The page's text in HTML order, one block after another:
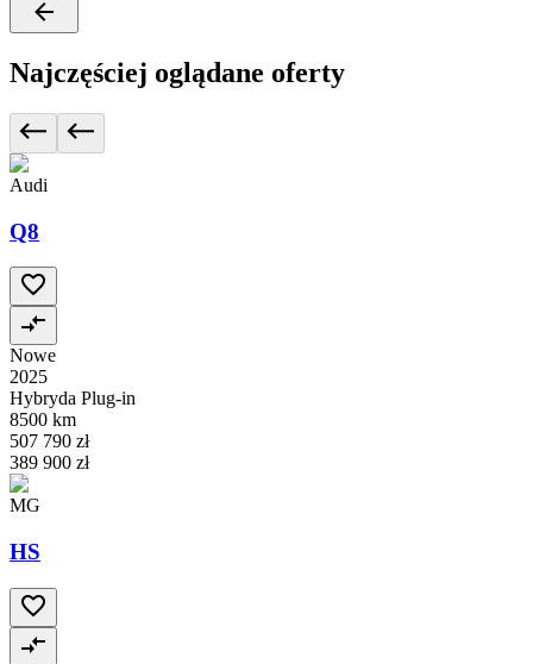
Najczęściej oglądane oferty
Audi
Q8
Nowe
2025
Hybryda Plug-in
8500 km
507 790 zł
389 900 zł
MG
HS